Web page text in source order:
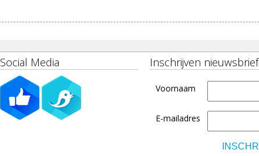
Social Media Inschrijven nieuwsbrief
Voornaam
E-mailadres